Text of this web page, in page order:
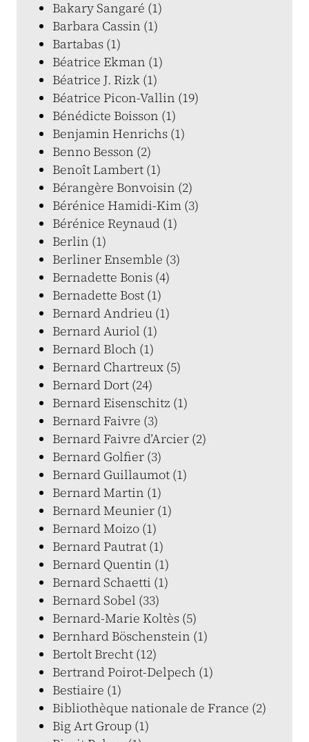
Bakary Sangaré (1)
Barbara Cassin (1)
Bartabas (1)
Béatrice Ekman (1)
Béatrice J. Rizk (1)
Béatrice Picon-Vallin (19)
Bénédicte Boisson (1)
Benjamin Henrichs (1)
Benno Besson (2)
Benoît Lambert (1)
Bérangère Bonvoisin (2)
Bérénice Hamidi-Kim (3)
Bérénice Reynaud (1)
Berlin (1)
Berliner Ensemble (3)
Bernadette Bonis (4)
Bernadette Bost (1)
Bernard Andrieu (1)
Bernard Auriol (1)
Bernard Bloch (1)
Bernard Chartreux (5)
Bernard Dort (24)
Bernard Eisenschitz (1)
Bernard Faivre (3)
Bernard Faivre d’Arcier (2)
Bernard Golfier (3)
Bernard Guillaumot (1)
Bernard Martin (1)
Bernard Meunier (1)
Bernard Moizo (1)
Bernard Pautrat (1)
Bernard Quentin (1)
Bernard Schaetti (1)
Bernard Sobel (33)
Bernard-Marie Koltès (5)
Bernhard Böschenstein (1)
Bertolt Brecht (12)
Bertrand Poirot-Delpech (1)
Bestiaire (1)
Bibliothèque nationale de France (2)
Big Art Group (1)